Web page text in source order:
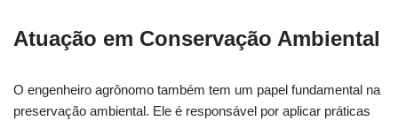
Atuação em Conservação Ambiental
O engenheiro agrônomo também tem um papel fundamental na
preservação ambiental. Ele é responsável por aplicar práticas